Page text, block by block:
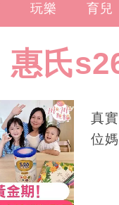
玩樂 育兒
惠氏
真
位